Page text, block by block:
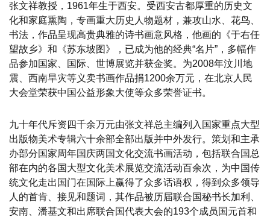
张文祥教授，1961年生于西安。受西安古都厚重的历史文
化和家庭熏陶，专画重大历史人物题材，兼攻山水、花鸟、
书法，作品呈现高贵典雅的诗书画意风格，他画的《于右任
望故乡》和《苏东坡图》，已成为他的经典“名片”，多幅作
品参加国家、国际、世博展览并获金奖。为2008年汶川地
震、西南旱灾等义卖书画作品捐1200余万元，在北京人民
大会堂荣获中国公益形象大使等众多荣誉证书。
九十年代斥资四千余万元由张文祥总主编列入国家重点大型
出版物美术专辑六十余部全部出版并中外发行。策划和主承
办部分国家周年国庆两国文化交流书画活动，包括联合国总
部在内的各国大型文化美术展览交流活动百余次，为中国传
统文化走出国门在国际上赢得了众多话语权，得到众多领导
人的首肯、接见和题词，其作品被历届联合国秘书长加利、
安南、潘基文和出席联合国代表大会的193个成员国元首和